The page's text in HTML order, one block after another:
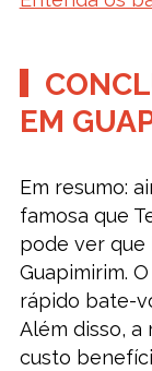
EM
Em resumo:
famosa que
pode ver que
Guapimirim.
rápido bate-
Além disso, a
custo